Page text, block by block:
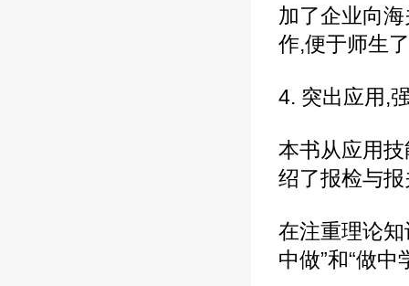
加了企业向
作,便于师生
4. 突出应用,
本书从应用
绍了报检与
在注重理论
中做”和“做